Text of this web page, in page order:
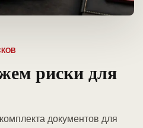
риски для
документов для